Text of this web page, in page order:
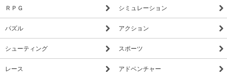
ＲＰＧ シミュレーション
パズル アクション
シューティング スポーツ
レース アドベンチャー